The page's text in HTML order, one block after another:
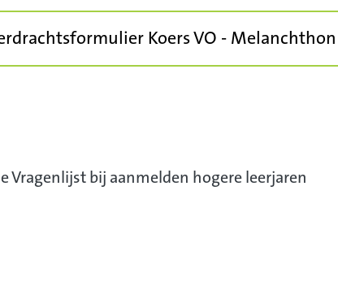
Koers VO - Melanchthon
Vragenlijst bij aanmelden hogere leerjaren